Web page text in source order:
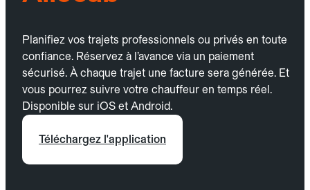
Planifiez vos trajets professionnels ou privés en toute
confiance. Réservez à l’avance via un paiement
sécurisé. À chaque trajet une facture sera générée. Et
vous pourrez suivre votre chauffeur en temps réel.
Disponible sur iOS et Android.
Téléchargez l'application